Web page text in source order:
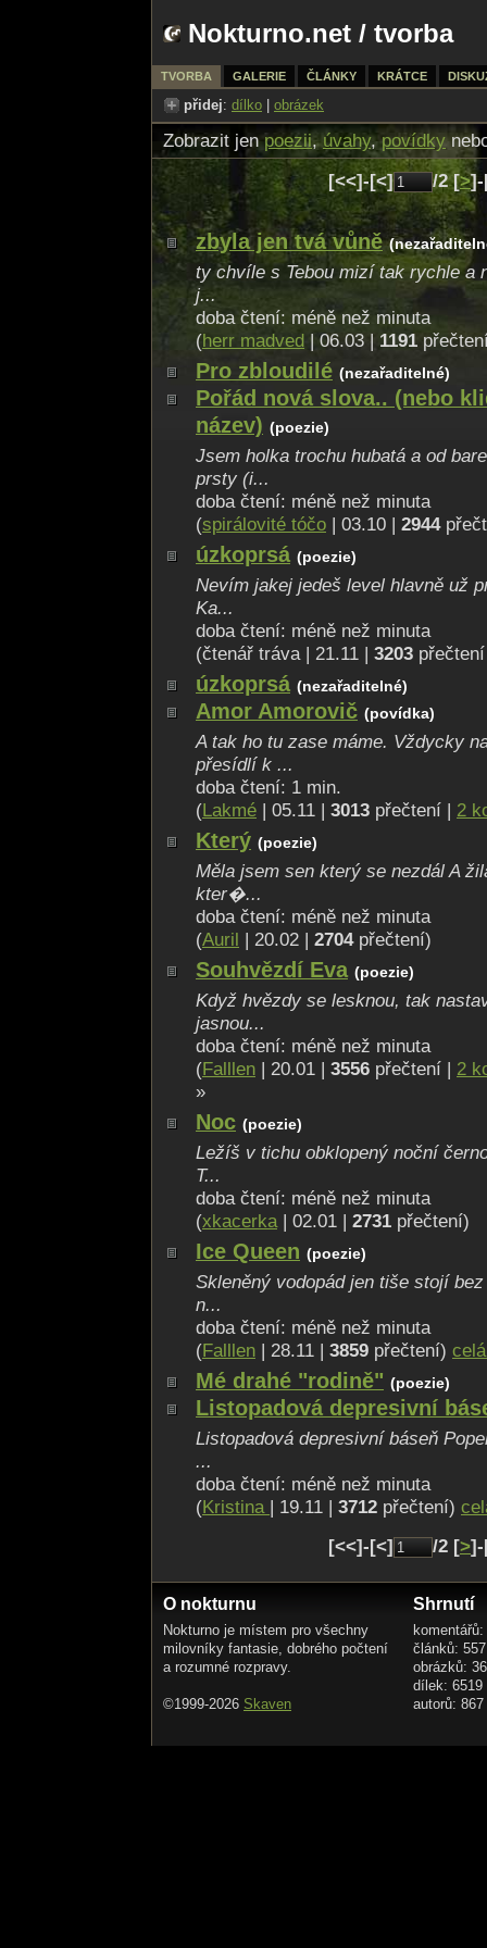
Nokturno.net / tvorba
TVORBA GALERIE ČLÁNKY KRÁTCE
přidej: dílko obrázek
Zobrazit jenpoezii,úvahy,povídky
[<<]-[<]
/2 [>
zbyla jen tvá vůně
ty chvíle s Tebou mizí tak rychle a
j...
doba čtení: méně než minuta
(herr madved | 06.03 | 1191
Pro zbloudilé (nezařaditelné)
Pořád nová slova.. (nebo
název) (poezie)
Jsem holka trochu hubatá a od
prsty (i...
doba čtení: méně než minuta
(spirálovité tóčo | 03.10 | 2944
úzkoprsá (poezie)
Nevím jakej jedeš level hlavně už
Ka...
doba čtení: méně než minuta
(čtenář tráva | 21.11 | 3203
úzkoprsá (nezařaditelné)
Amor Amorovič (povídka)
A tak ho tu zase máme. Vždycky
přesídlí k ...
doba čtení: 1 min.
(Lakmé | 05.11 | 3013 přečtení | 2
Který (poezie)
Měla jsem sen který se nezdál A
kter�...
doba čtení: méně než minuta
(Auril | 20.02 | 2704přečtení)
Souhvězdí Eva (poezie)
Když hvězdy se lesknou, tak
jasnou...
doba čtení: méně než minuta
(Falllen | 20.01 | 3556 přečtení | 2
»
Noc (poezie)
Ležíš v tichu obklopený noční
T...
doba čtení: méně než minuta
(xkacerka| 02.01 | 2731 přečtení)
Ice Queen (poezie)
Skleněný vodopád jen tiše stojí
n...
doba čtení: méně než minuta
(Falllen | 28.11 | 3859 přečtení)
Mé drahé "rodině" (poezie)
Listopadová depresivní
Listopadová depresivní báseň
...
doba čtení: méně než minuta
(Kristina | 19.11 | 3712 přečtení)
[<<]-[<]
/2 [>
O nokturnu
Nokturno je místem pro všechny
milovníky fantasie, dobrého počtení
a rozumné rozpravy.
©1999-2026 Skaven
Shrnutí
článků: 557
obrázků:
dílek: 6519
autorů: 867